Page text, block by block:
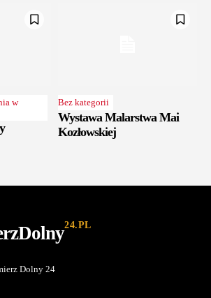
w
Bez kategorii
Wystawa Malarstwa Mai
Kozłowskiej
24.PL
Dolny 24